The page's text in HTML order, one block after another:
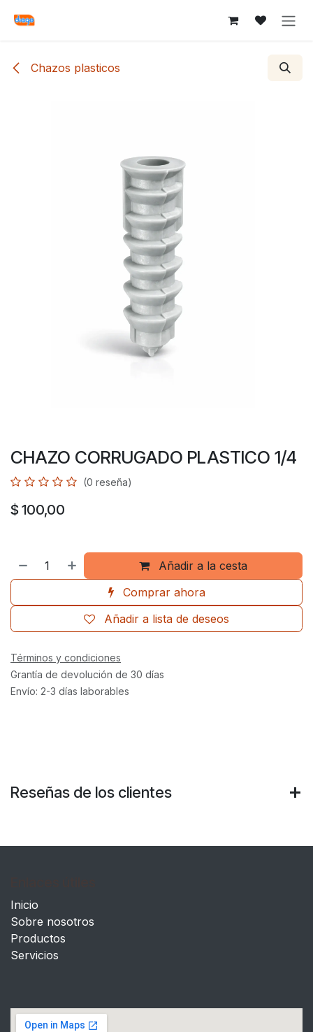
Chazos plasticos
CHAZO CORRUGADO PLASTICO 1/4
(0 reseña)
$ 100,00
Añadir a la cesta
Comprar ahora
Añadir a lista de deseos
Términos y condiciones
Grantía de devolución de 30 días
Envío: 2-3 días laborables
Reseñas de los clientes
Inicio
Sobre nosotros
Productos
Servicios